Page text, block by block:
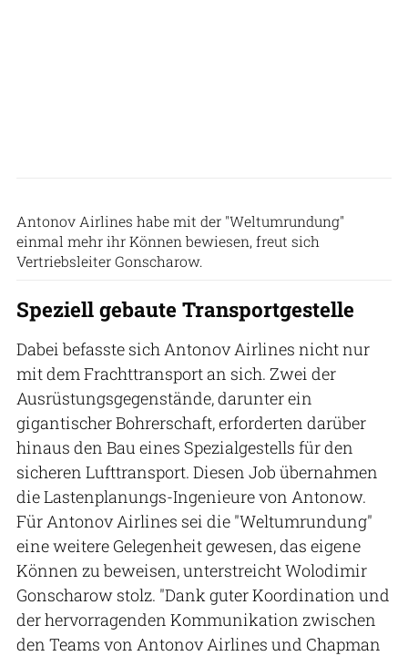
Antonov Airlines habe mit der "Weltumrundung"
einmal mehr ihr Können bewiesen, freut sich
Vertriebsleiter Gonscharow.
Speziell gebaute Transportgestelle
Dabei befasste sich Antonov Airlines nicht nur
mit dem Frachttransport an sich. Zwei der
Ausrüstungsgegenstände, darunter ein
gigantischer Bohrerschaft, erforderten darüber
hinaus den Bau eines Spezialgestells für den
sicheren Lufttransport. Diesen Job übernahmen
die Lastenplanungs-Ingenieure von Antonow.
Für Antonov Airlines sei die "Weltumrundung"
eine weitere Gelegenheit gewesen, das eigene
Können zu beweisen, unterstreicht Wolodimir
Gonscharow stolz. "Dank guter Koordination und
der hervorragenden Kommunikation zwischen
den Teams von Antonov Airlines und Chapman